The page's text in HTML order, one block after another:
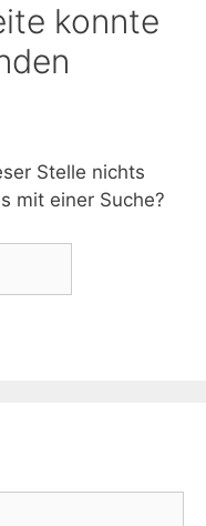
konnte
Stelle nichts
mit einer Suche?